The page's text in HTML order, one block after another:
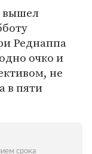
вышел
Реднаппа
очко и
не
в пяти
срока